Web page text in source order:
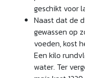
geschikt voor
Naast dat de
gewassen op
voeden, kost
Een kilo
water. Ter